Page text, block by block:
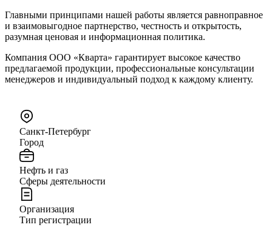
Главными принципами нашей работы является равноправное
и взаимовыгодное партнерство, честность и открытость,
разумная ценовая и информационная политика.
Компания ООО «Кварта» гарантирует высокое качество
предлагаемой продукции, профессиональные консультации
менеджеров и индивидуальный подход к каждому клиенту.
Санкт-Петербург
Город
Нефть и газ
Сферы деятельности
Организация
Тип регистрации